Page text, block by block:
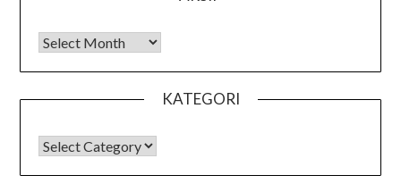
Arsip
KATEGORI
KATEGORI